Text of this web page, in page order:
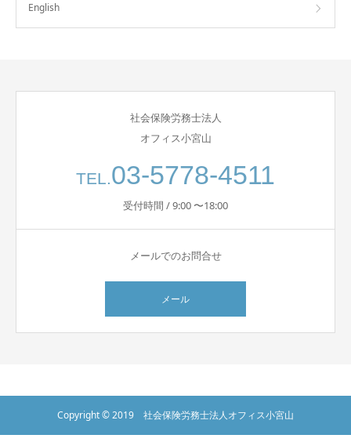
English
社会保険労務士法人
オフィス小宮山
TEL.03-5778-4511
受付時間 / 9:00 〜18:00
メールでのお問合せ
メール
Copyright © 2019 社会保険労務士法人オフィス小宮山